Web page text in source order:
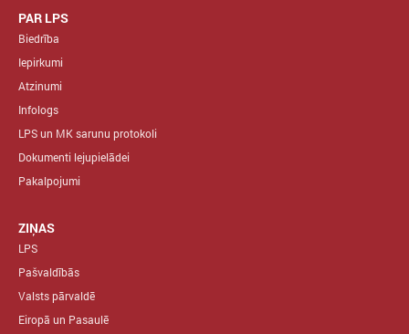
PAR LPS
Biedrība
Iepirkumi
Atzinumi
Infologs
LPS un MK sarunu protokoli
Dokumenti lejupielādei
Pakalpojumi
ZIŅAS
LPS
Pašvaldībās
Valsts pārvaldē
Eiropā un Pasaulē